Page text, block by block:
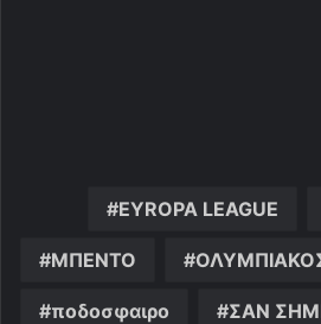
EYROPA LEAGUE
ΜΠΕΝΤΟ
ποδοσφαιρο ΣΑΝ